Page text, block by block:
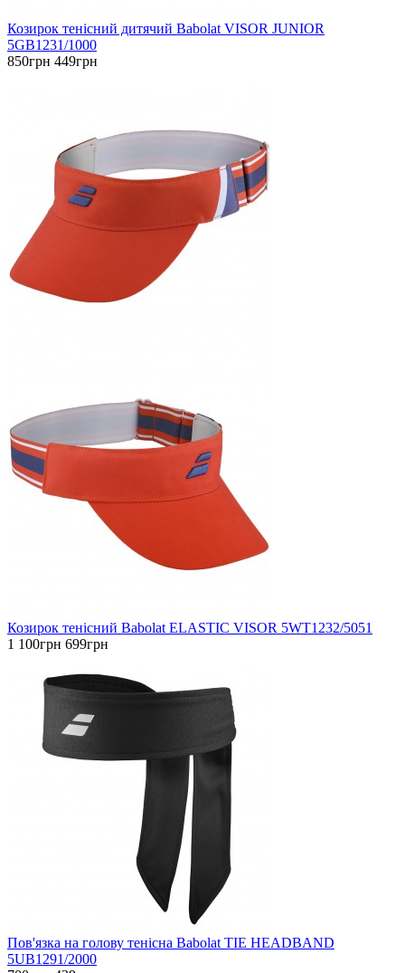
Козирок тенісний дитячий Babolat VISOR JUNIOR
5GB1231/1000
850грн 449грн
Козирок тенісний Babolat ELASTIC VISOR 5WT1232/5051
1 100грн 699грн
Пов'язка на голову тенісна Babolat TIE HEADBAND
5UB1291/2000